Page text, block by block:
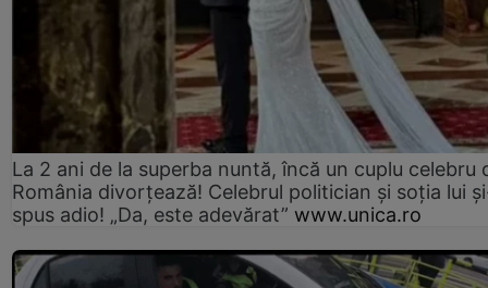
La 2 ani de la superba nuntă, încă un cuplu celebru
România divorțează! Celebrul politician și soția lui
spus adio! „Da, este adevărat” www.unica.ro